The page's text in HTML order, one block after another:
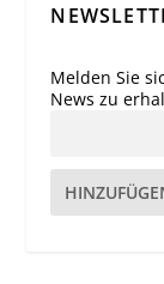
Melden Sie
News zu